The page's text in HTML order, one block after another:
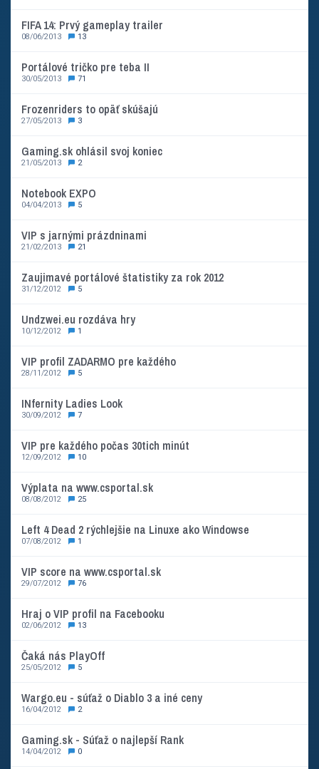
FIFA 14: Prvý gameplay trailer
08/06/2013 13
Portálové tričko pre teba II
30/05/2013 71
Frozenriders to opäť skúšajú
27/05/2013 3
Gaming.sk ohlásil svoj koniec
21/05/2013 2
Notebook EXPO
04/04/2013 5
VIP s jarnými prázdninami
21/02/2013 21
Zaujimavé portálové štatistiky za rok 2012
31/12/2012 5
Undzwei.eu rozdáva hry
10/12/2012 1
VIP profil ZADARMO pre každého
28/11/2012 5
INfernity Ladies Look
30/09/2012 7
VIP pre každého počas 30tich minút
12/09/2012 10
Výplata na www.csportal.sk
08/08/2012 25
Left 4 Dead 2 rýchlejšie na Linuxe ako Windowse
07/08/2012 1
VIP score na www.csportal.sk
29/07/2012 76
Hraj o VIP profil na Facebooku
02/06/2012 13
Čaká nás PlayOff
25/05/2012 5
Wargo.eu - súťaž o Diablo 3 a iné ceny
16/04/2012 2
Gaming.sk - Súťaž o najlepší Rank
14/04/2012 0